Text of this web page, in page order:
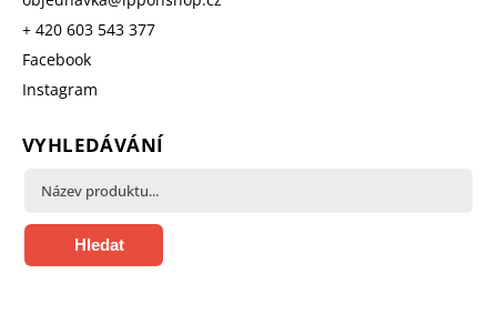
+ 420 603 543 377
Facebook
Instagram
VYHLEDÁVÁNÍ
Hledat